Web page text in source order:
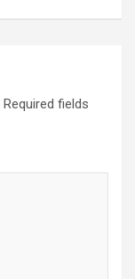
Required fields